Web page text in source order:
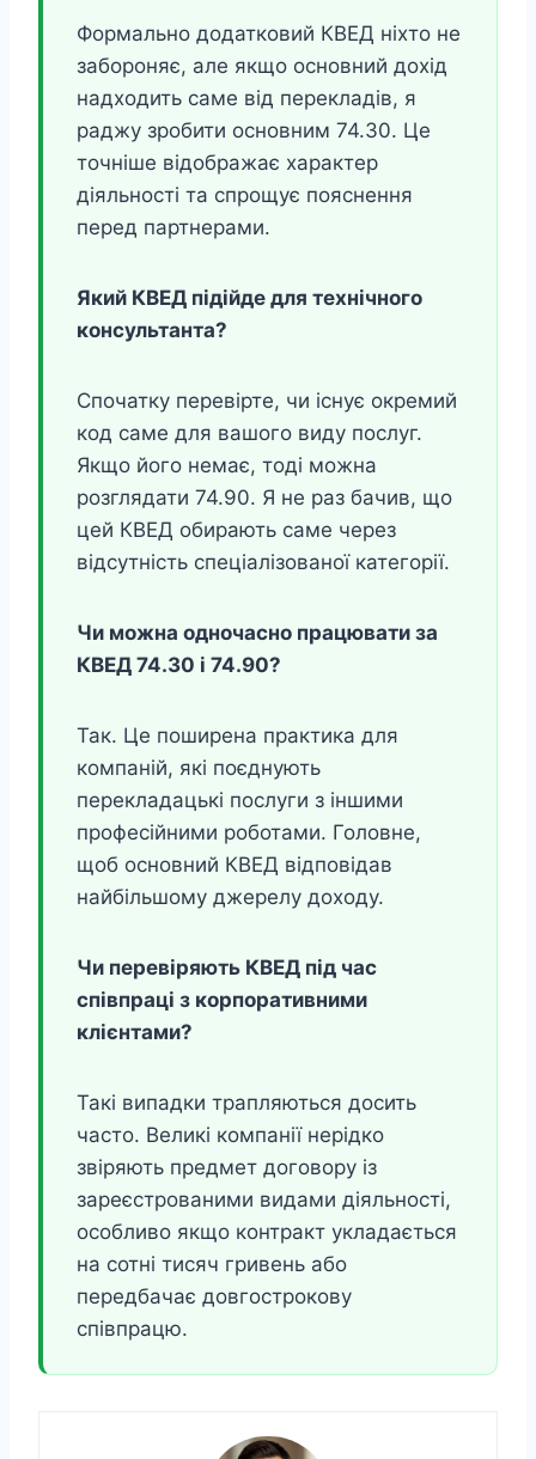
Формально додатковий КВЕД ніхто не
забороняє, але якщо основний дохід
надходить саме від перекладів, я
раджу зробити основним 74.30. Це
точніше відображає характер
діяльності та спрощує пояснення
перед партнерами.
Який КВЕД підійде для технічного
консультанта?
Спочатку перевірте, чи існує окремий
код саме для вашого виду послуг.
Якщо його немає, тоді можна
розглядати 74.90. Я не раз бачив, що
цей КВЕД обирають саме через
відсутність спеціалізованої категорії.
Чи можна одночасно працювати за
КВЕД 74.30 і 74.90?
Так. Це поширена практика для
компаній, які поєднують
перекладацькі послуги з іншими
професійними роботами. Головне,
щоб основний КВЕД відповідав
найбільшому джерелу доходу.
Чи перевіряють КВЕД під час
співпраці з корпоративними
клієнтами?
Такі випадки трапляються досить
часто. Великі компанії нерідко
звіряють предмет договору із
зареєстрованими видами діяльності,
особливо якщо контракт укладається
на сотні тисяч гривень або
передбачає довгострокову
співпрацю.